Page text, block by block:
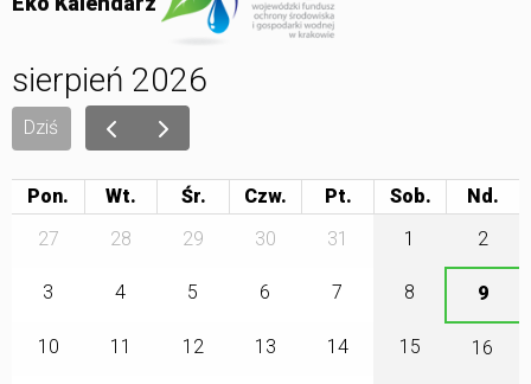
sierpień 2026
Dziś
Pon. Wt. Śr. Czw. Pt.
Sob.
27
28 29 30 31 1 2
3 4 5 6 7 8 9
10 11 12 13 14 15 16